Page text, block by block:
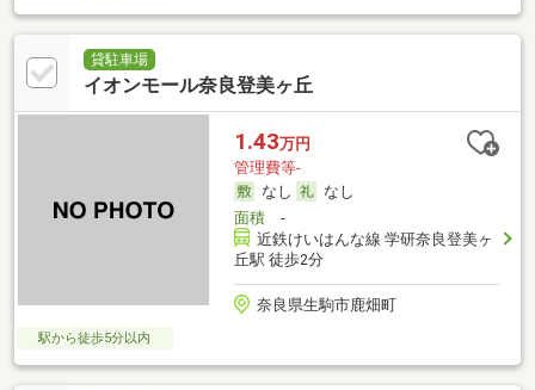
貸駐車場
イオンモール奈良登美ヶ丘
1.43万円
管理費等-
なし
なし
面積-
近鉄けいはんな線 学研奈良登美ヶ
丘駅 徒歩2分
奈良県生駒市鹿畑町
駅から徒歩5分以内